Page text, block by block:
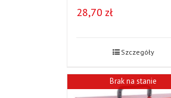
28,70 zł
Szczegóły
Brak na stanie